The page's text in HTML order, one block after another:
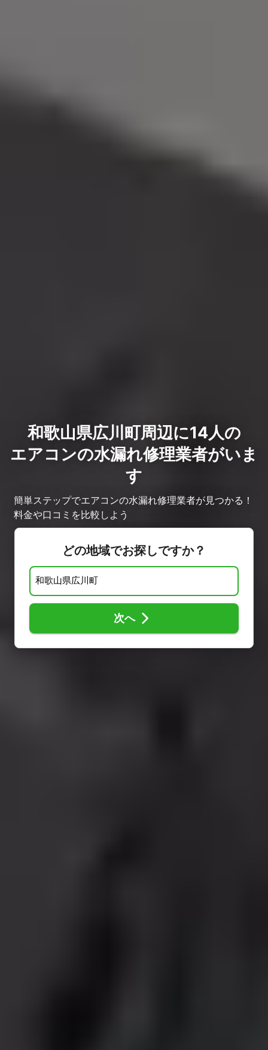
和歌山県広川町周辺に14人の
エアコンの水漏れ修理業者がいま
す
簡単ステップでエアコンの水漏れ修理業者が見つかる！
料金や口コミを比較しよう
どの地域でお探しですか？
次へ